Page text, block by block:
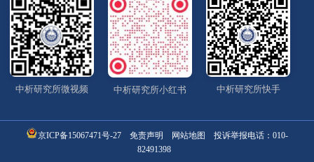
中析研究所微视频 中析研究所小红书 中析研究所快手
京ICP备15067471号-27 免责声明 网站地图 投诉举报电话： 010-
82491398